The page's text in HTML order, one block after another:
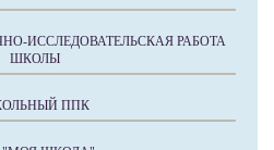
ИССЛЕДОВАТЕЛЬСКАЯ РАБОТА
ШКОЛЫ
ППК